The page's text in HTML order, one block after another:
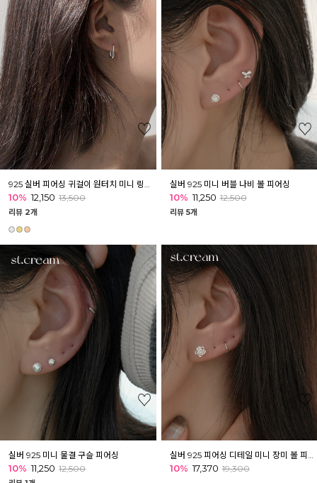
10% 12,150 13,500
리뷰 2개
실버 925 미니 버블 나비 볼 피어싱
10% 11,250 12,500
리뷰 5개
실버 925 미니 물결 구슬 피어싱
10% 11,250 12,500 10% 17,370 19,300